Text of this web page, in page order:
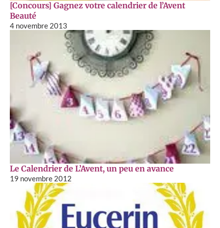
[Concours] Gagnez votre calendrier de l’Avent
Beauté
4 novembre 2013
Le Calendrier de L’Avent, un peu en avance
19 novembre 2012